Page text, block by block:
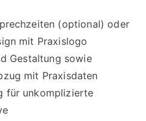
(optional) oder
mit Praxislogo
Gestaltung sowie
mit Praxisdaten
für unkomplizierte